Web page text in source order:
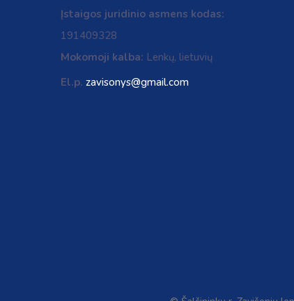
Įstaigos juridinio asmens kodas:
191409328
Mokomoji kalba: Lenkų, lietuvių
El.p. zavisonys@gmail.com